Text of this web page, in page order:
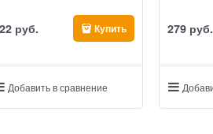
руб. Купить
Добавить в сравнение
279 руб.